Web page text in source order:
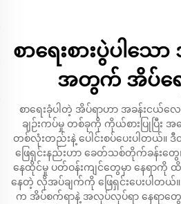
စာရေးစားပွဲပါသေ
အတွက် အိပ်ရေ
စာရေးခုံပါတဲ့ အိပ်ရာဟာ အခန်းငယ်လ
ချဉ်းကပ်မှု တစ်ခုကို ကိုယ်စားပြုပြီ
တစ်လုံးတည်းနဲ့ ပေါင်းစပ်ပေးပါတယ်
ဖြေရှင်းနည်းဟာ ခေတ်သစ်တိုက်ခန်း
နေထိုင်မှု ပတ်ဝန်းကျင်တွေမှာ နေရာကို ထိ
နေတဲ့ လိုအပ်ချက်ကို ဖြေရှင်းပေးပါတယ်။
က အိပ်စက်ရာနဲ့ အလုပ်လုပ်ရာ နေရာတွ